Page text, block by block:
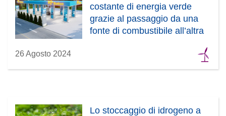
costante di energia verde
grazie al passaggio da una
fonte di combustibile all’altra
26 Agosto 2024
Lo stoccaggio di idrogeno a